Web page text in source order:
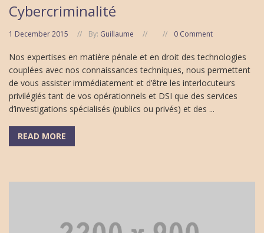
Cybercriminalité
1 December 2015 By: Guillaume 0 Comment
Nos expertises en matière pénale et en droit des technologies
couplées avec nos connaissances techniques, nous permettent
de vous assister immédiatement et d’être les interlocuteurs
privilégiés tant de vos opérationnels et DSI que des services
d’investigations spécialisés (publics ou privés) et des ...
READ MORE